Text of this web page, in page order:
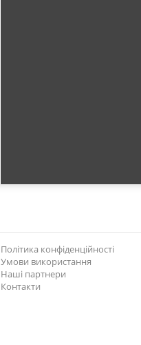
Політика конфіденційності
Умови використання
Наші партнери
Контакти